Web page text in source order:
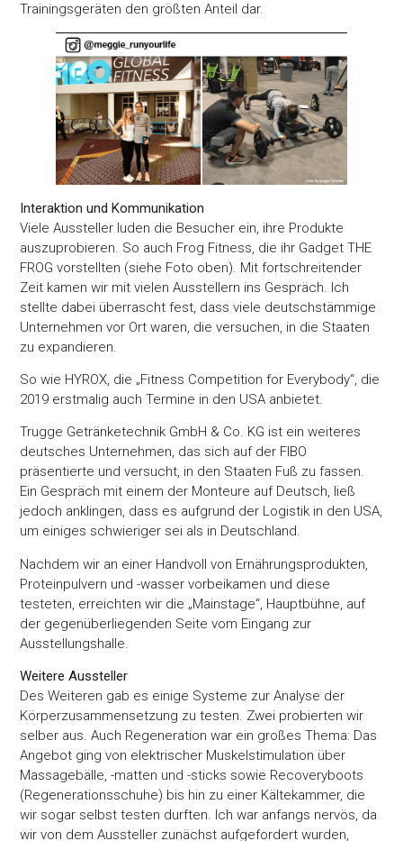
Trainingsgeräten den größten Anteil dar.
Interaktion und Kommunikation
Viele Aussteller luden die Besucher ein, ihre Produkte
auszuprobieren. So auch Frog Fitness, die ihr Gadget THE
FROG vorstellten (siehe Foto oben). Mit fortschreitender
Zeit kamen wir mit vielen Ausstellern ins Gespräch. Ich
stellte dabei überrascht fest, dass viele deutschstämmige
Unternehmen vor Ort waren, die versuchen, in die Staaten
zu expandieren.
So wie HYROX, die „Fitness Competition for Everybody“, die
2019 erstmalig auch Termine in den USA anbietet.
Trugge Getränketechnik GmbH & Co. KG ist ein weiteres
deutsches Unternehmen, das sich auf der FIBO
präsentierte und versucht, in den Staaten Fuß zu fassen.
Ein Gespräch mit einem der Monteure auf Deutsch, ließ
jedoch anklingen, dass es aufgrund der Logistik in den USA,
um einiges schwieriger sei als in Deutschland.
Nachdem wir an einer Handvoll von Ernährungsprodukten,
Proteinpulvern und -wasser vorbeikamen und diese
testeten, erreichten wir die „Mainstage“, Hauptbühne, auf
der gegenüberliegenden Seite vom Eingang zur
Ausstellungshalle.
Weitere Aussteller
Des Weiteren gab es einige Systeme zur Analyse der
Körperzusammensetzung zu testen. Zwei probierten wir
selber aus. Auch Regeneration war ein großes Thema: Das
Angebot ging von elektrischer Muskelstimulation über
Massagebälle, -matten und -sticks sowie Recoveryboots
(Regenerationsschuhe) bis hin zu einer Kältekammer, die
wir sogar selbst testen durften. Ich war anfangs nervös, da
wir von dem Aussteller zunächst aufgefordert wurden,